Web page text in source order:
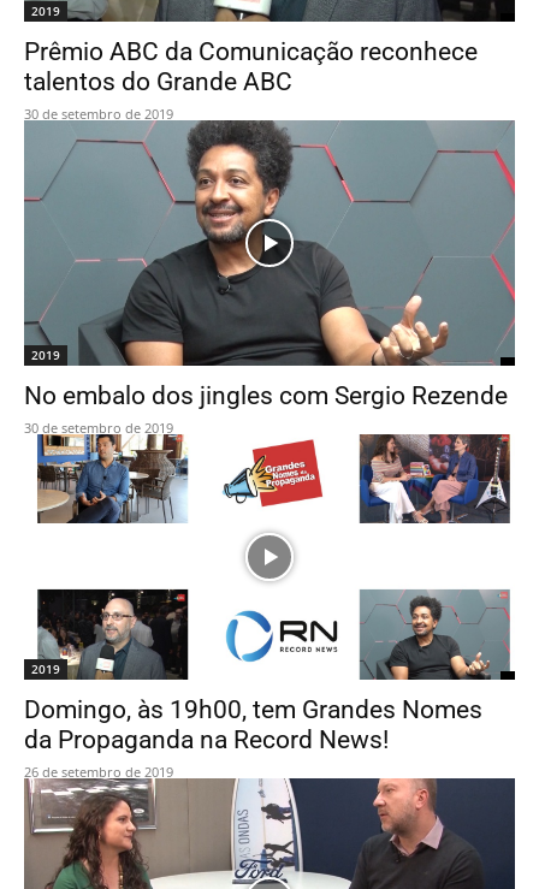
2019
Prêmio ABC da Comunicação reconhece
talentos do Grande ABC
30 de setembro de 2019
2019
No embalo dos jingles com Sergio Rezende
30 de setembro de 2019
2019
Domingo, às 19h00, tem Grandes Nomes
da Propaganda na Record News!
26 de setembro de 2019